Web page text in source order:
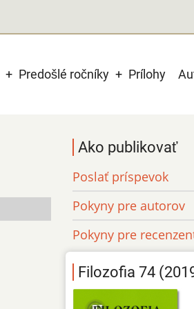
Predošlé ročníky Prílohy
Ako publikovať
Poslať príspevok
Pokyny pre autorov
Pokyny pre
Filozofia 74